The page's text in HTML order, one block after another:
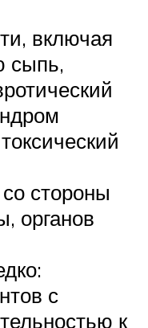
включая
сыпь,
стороны
органов
с
к